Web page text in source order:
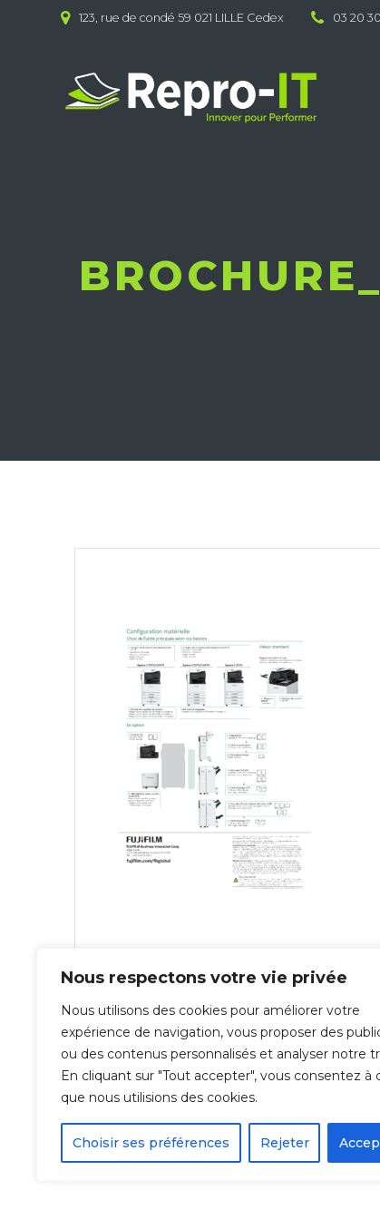
Nous respectons votre vie privée
Nous utilisons des cookies pour améliorer votre
expérience de navigation, vous proposer des
ou des contenus personnalisés et analyser notre
En cliquant sur "Tout accepter", vous consentez à
que nous utilisions des cookies.
Choisir ses préférences Rejeter
123, rue de condé 59 021 LILLE Cedex 03 20
Navigation
de
l’article
Previous: Apeos C6570 – 65 ppm
© 2026 Repro-IT - Groupe IT &